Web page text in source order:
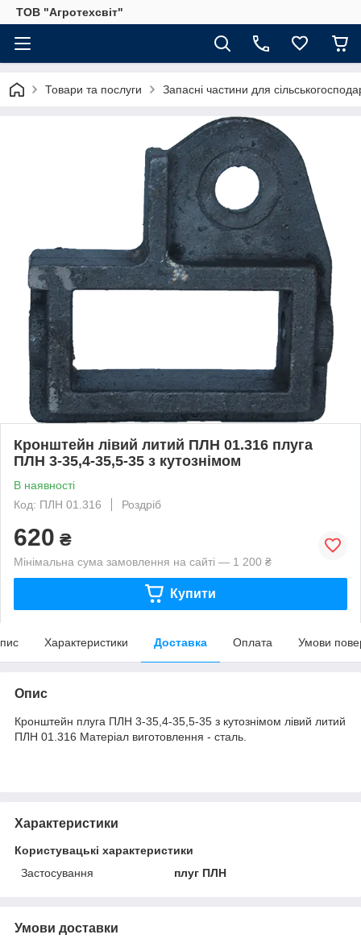
ТОВ "Агротехсвіт"
Товари та послуги Запасні частини для
Кронштейн лівий литий ПЛН 01.316 плуга
ПЛН 3-35,4-35,5-35 з кутознімом
В наявності
Код: ПЛН 01.316
Роздріб
620 ₴
Мінімальна сума замовлення на сайті — 1 200 ₴
Купити
Характеристики Доставка Оплата Умови
Опис
Кронштейн плуга ПЛН 3-35,4-35,5-35 з кутознімом лівий литий
ПЛН 01.316 Матеріал виготовлення - сталь.
Характеристики
Користувацькi характеристики
Застосування
плуг ПЛН
Умови доставки